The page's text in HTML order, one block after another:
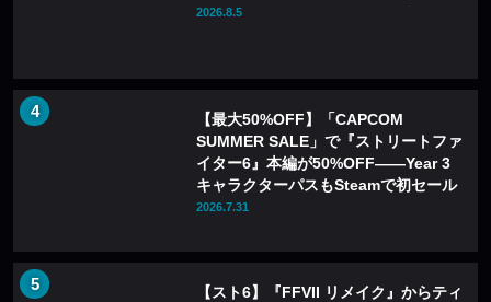
2026.8.5
【最大50%OFF】「CAPCOM
SUMMER SALE」で『ストリートファ
イター6』本編が50%OFF——Year 3
キャラクターパスもSteamで初セール
2026.7.31
【スト6】『FFVII リメイク』からティ